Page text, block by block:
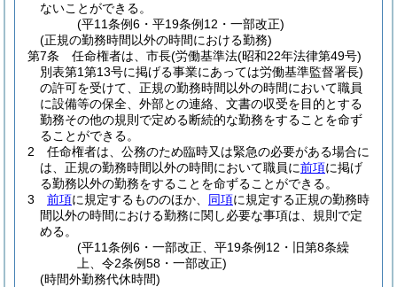
ないことができる。
(平11条例6・平19条例12・一部改正)
(正規の勤務時間以外の時間における勤務)
第7条
任命権者は、市長(労働基準法(昭和22年法律第49号)
別表第1第13号に掲げる事業にあっては労働基準監督署長)
の許可を受けて、正規の勤務時間以外の時間において職員
に設備等の保全、外部との連絡、文書の収受を目的とする
勤務その他の規則で定める断続的な勤務をすることを命ず
ることができる。
2
任命権者は、公務のため臨時又は緊急の必要がある場合に
は、正規の勤務時間以外の時間において職員に前項に掲げ
る勤務以外の勤務をすることを命ずることができる。
3
前項に規定するもののほか、 同項に規定する正規の勤務時
間以外の時間における勤務に関し必要な事項は、規則で定
める。
(平11条例6・一部改正、平19条例12・旧第8条繰
上、令2条例58・一部改正)
(時間外勤務代休時間)